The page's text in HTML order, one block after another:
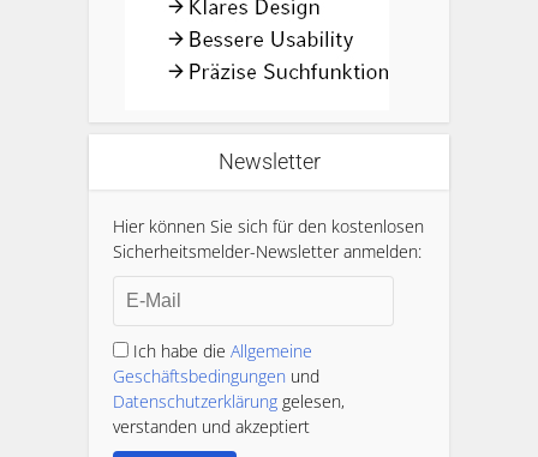
Newsletter
Hier können Sie sich für den kostenlosen
Sicherheitsmelder-Newsletter anmelden:
Ich habe die Allgemeine
Geschäftsbedingungen und
Datenschutzerklärung gelesen,
verstanden und akzeptiert